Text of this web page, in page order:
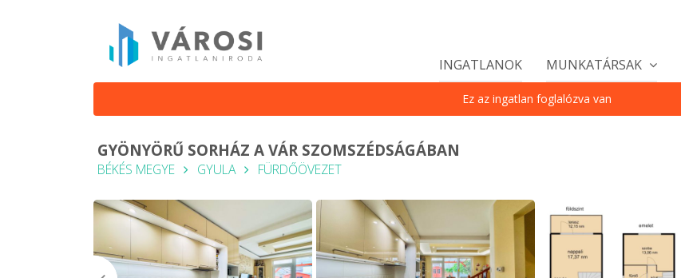
INGATLANOK MUNKATÁRSAK
Ez az ingatlan foglalózva van
GYÖNYÖRŰ SORHÁZ A VÁR SZOMSZÉDSÁGÁBAN
BÉKÉS MEGYE GYULA FÜRDŐÖVEZET